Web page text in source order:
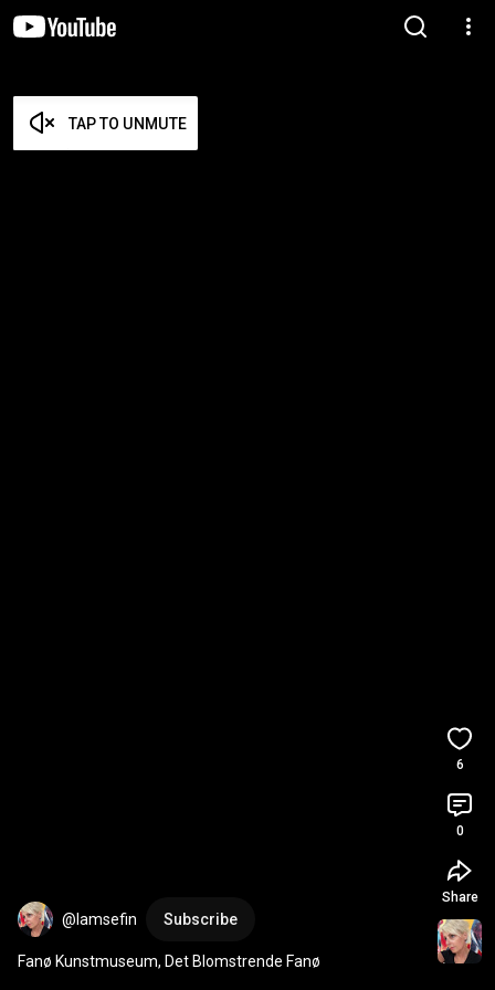
TAP TO UNMUTE
@lamsefin Subscribe
Fanø Kunstmuseum, Det Blomstrende Fanø
6
0
Share